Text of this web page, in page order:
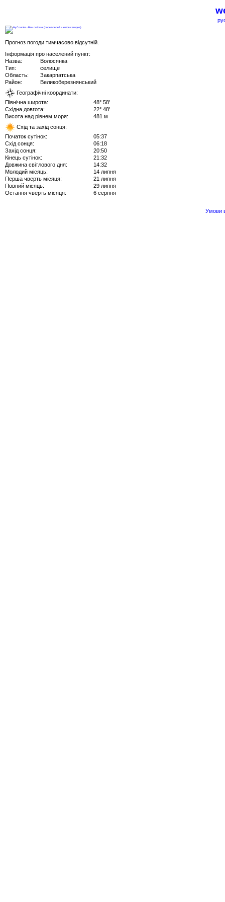
Прогноз погоди тимчасово відсутній.
Інформація про населений пункт:
Назва:
Волосянка
Тип:
селище
Область:
Закарпатська
Район:
Великоберезнянський
Географічні координати:
Північна широта:
48° 58'
Східна довгота:
22° 48'
Висота над рівнем моря:
481 м
Схід та захід сонця:
Початок сутінок:
05:37
Схід сонця:
06:18
Захід сонця:
20:50
Кінець сутінок:
21:32
Довжина світлового дня:
14:32
Молодий місяць:
14 липня
Перша чверть місяця:
21 липня
Повний місяць:
29 липня
Остання чверть місяця:
6 серпня
Умови